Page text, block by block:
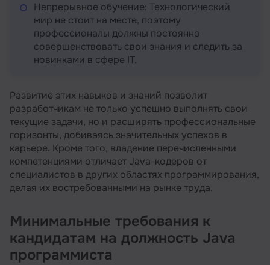
Непрерывное обучение: Технологический
мир не стоит на месте, поэтому
профессионалы должны постоянно
совершенствовать свои знания и следить за
новинками в сфере IT.
Развитие этих навыков и знаний позволит
разработчикам не только успешно выполнять свои
текущие задачи, но и расширять профессиональные
горизонты, добиваясь значительных успехов в
карьере. Кроме того, владение перечисленными
компетенциями отличает Java-кодеров от
специалистов в других областях программирования,
делая их востребованными на рынке труда.
Минимальные требования к
кандидатам на должность Java
программиста